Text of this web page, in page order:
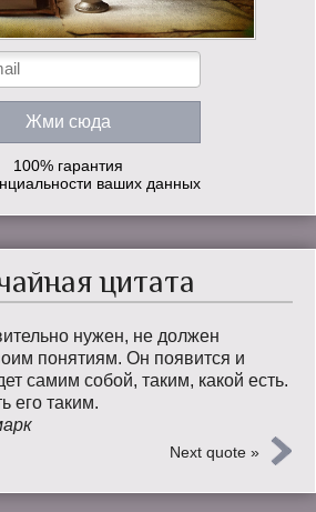
100% гарантия
ваших данных
цитата
нужен, не должен
понятиям. Он появится и
самим собой, таким, какой есть.
его таким.
Next quote »